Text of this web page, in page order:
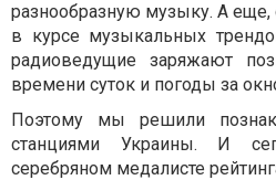
разнообразную музыку. А
в курсе музыкальных
радиоведущие заряжают
времени суток и погоды за
Поэтому мы решили
станциями Украины. И
серебряном медалисте